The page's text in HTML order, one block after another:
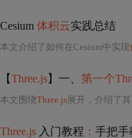
Cesium 体积云实践总结
本文介绍了如何在Cesium中实现
【Three.js】一、 第一个
本文围绕Three.js 展开，介绍了
Three.js 入门教程 ： 手把手